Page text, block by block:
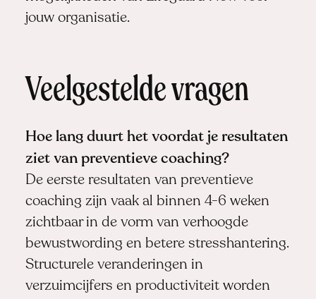
jouw organisatie.
Veelgestelde vragen
Hoe lang duurt het voordat je resultaten
ziet van preventieve coaching?
De eerste resultaten van preventieve
coaching zijn vaak al binnen 4-6 weken
zichtbaar in de vorm van verhoogde
bewustwording en betere stresshantering.
Structurele veranderingen in
verzuimcijfers en productiviteit worden